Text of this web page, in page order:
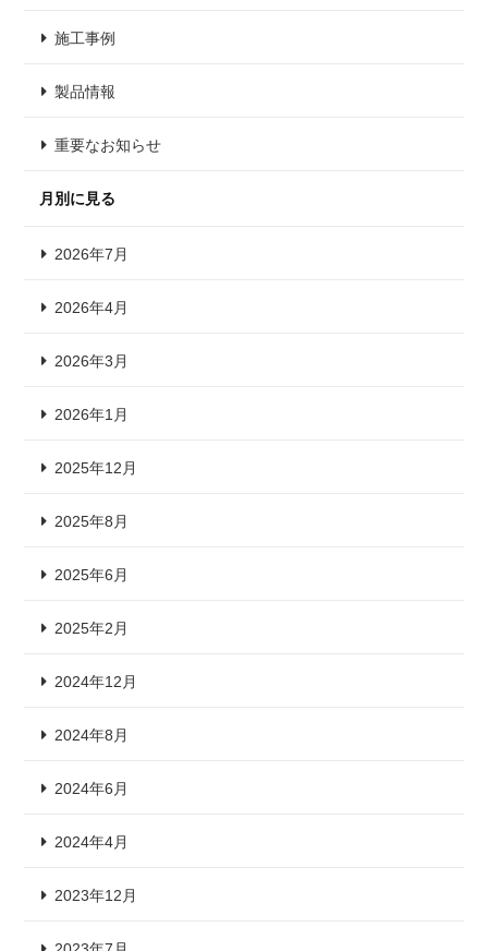
施工事例
製品情報
重要なお知らせ
月別に見る
2026年7月
2026年4月
2026年3月
2026年1月
2025年12月
2025年8月
2025年6月
2025年2月
2024年12月
2024年8月
2024年6月
2024年4月
2023年12月